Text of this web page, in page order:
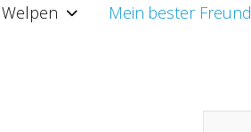
Welpen Mein bester Freund